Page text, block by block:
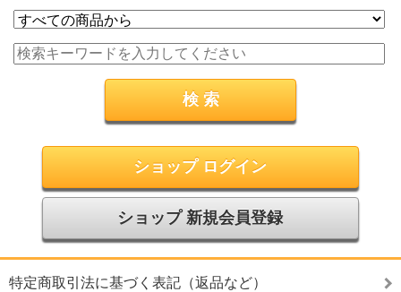
ショップ ログイン
ショップ 新規会員登録
特定商取引法に基づく表記（返品など）